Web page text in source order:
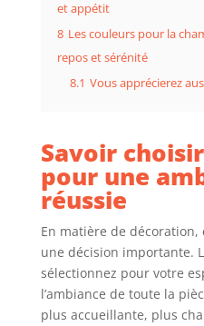
et appétit
8 Les couleurs pour la
repos et sérénité
8.1 Vous apprécierez
Savoir
pour une
réussie
En matière de
une décision importante.
sélectionnez pour votre
l’ambiance de toute la
plus accueillante, plus